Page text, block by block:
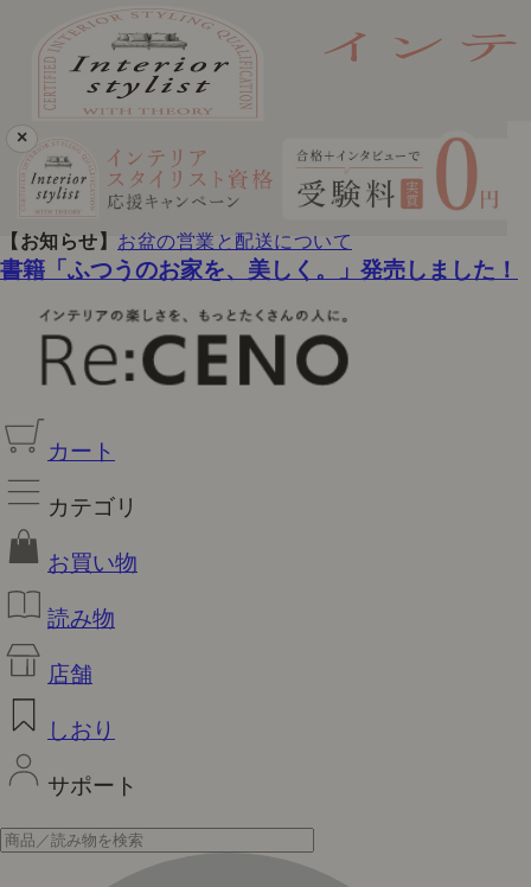
×
【お知らせ】 お盆の営業と配送について
書籍「ふつうのお家を、美しく。」発売しました！
カート
カテゴリ
お買い物
読み物
店舗
しおり
サポート